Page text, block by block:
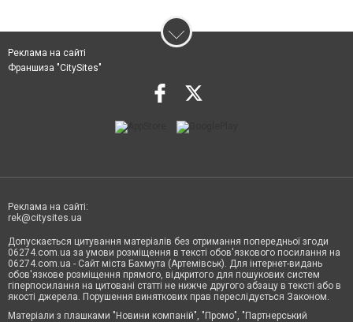
Реклама на сайті
Франшиза "CitySites"
Реклама на сайті:
rek@citysites.ua
Допускається цитування матеріалів без отримання попередньої згоди
06274.com.ua за умови розміщення в тексті обов'язкового посилання на
06274.com.ua - Сайт міста Бахмута (Артемівськ). Для інтернет-видань
обов'язкове розміщення прямого, відкритого для пошукових систем
гіперпосилання на цитовані статті не нижче другого абзацу в тексті або в
якості джерела. Порушення виняткових прав переслідується Законом.
Матеріали з плашками "Новини компаній", "Промо", "Партнерський